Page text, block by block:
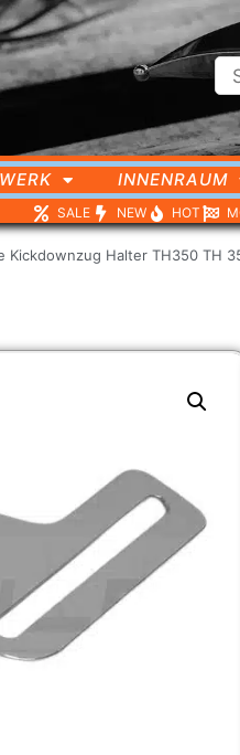
INNENRAUM
SALE NEW HOT
Kickdownzug Halter TH350 TH